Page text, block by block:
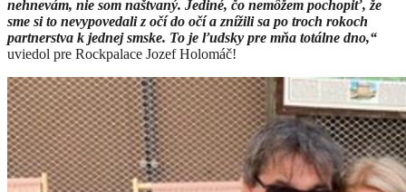
nehnevám, nie som naštvaný. Jediné, čo nemôžem pochopiť, že
sme si to nevypovedali z očí do očí a znížili sa po troch rokoch
partnerstva k jednej smske. To je ľudsky pre mňa totálne dno,“
uviedol pre Rockpalace Jozef Holomáč!